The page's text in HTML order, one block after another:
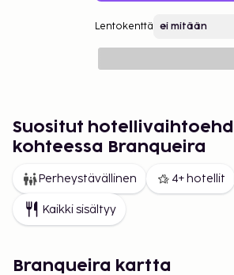
Lentokenttä
Suositut
kohteessa Branqueira
Perheystävällinen 4+ hotellit
Kaikki sisältyy
Branqueira kartta